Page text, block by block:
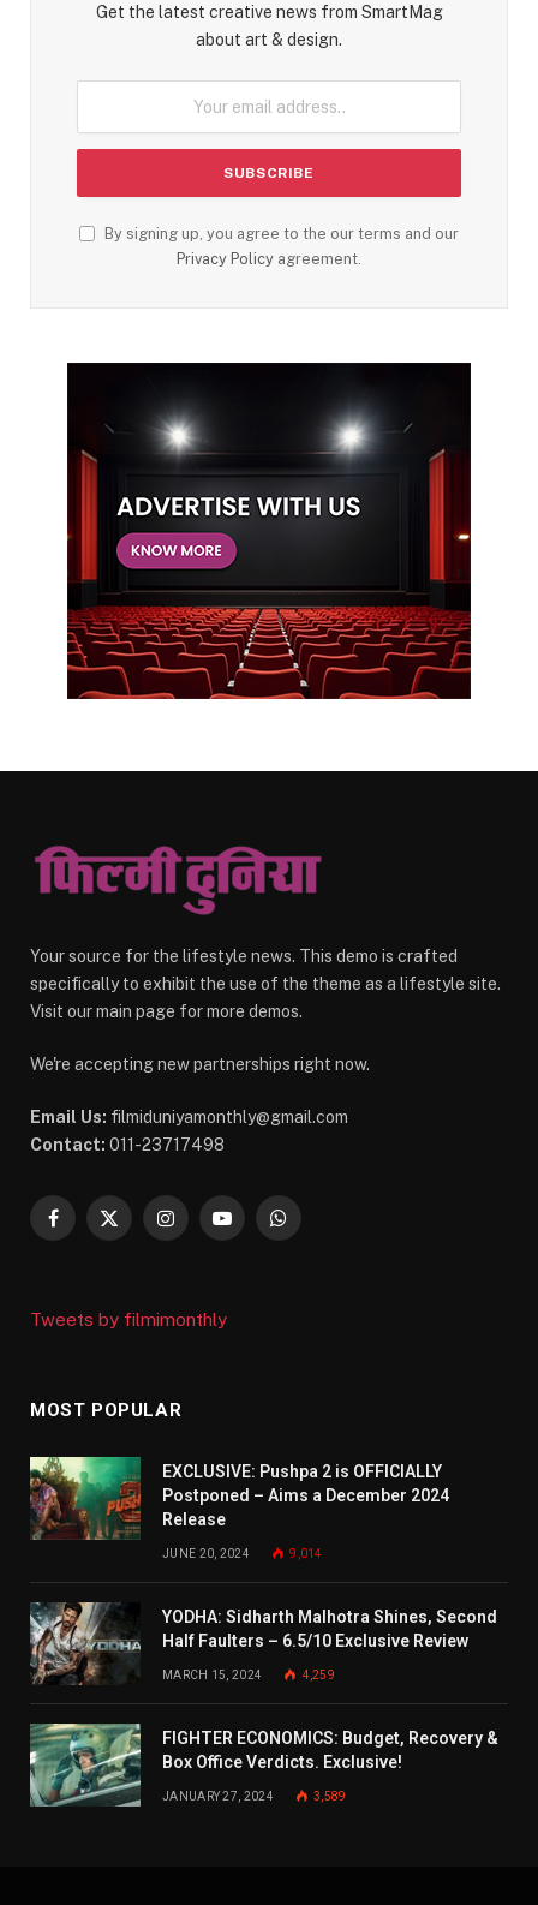
Get the latest creative news from SmartMag
about art & design.
By signing up, you agree to the our terms and our
Privacy Policy agreement.
Your source for the lifestyle news. This demo is crafted
specifically to exhibit the use of the theme as a lifestyle site.
Visit our main page for more demos.
We're accepting new partnerships right now.
Email Us: filmiduniyamonthly@gmail.com
Contact: 011-23717498
Facebook
X
InstagramYouTubeWhatsApp
Tweets by filmimonthly
MOST POPULAR
EXCLUSIVE: Pushpa 2 is OFFICIALLY
Postponed – Aims a December 2024
Release
JUNE 20, 2024 9,014
YODHA: Sidharth Malhotra Shines, Second
Half Faulters – 6.5/10 Exclusive Review
MARCH 15, 2024 4,259
FIGHTER ECONOMICS: Budget, Recovery &
Box Office Verdicts. Exclusive!
JANUARY 27, 2024 3,589